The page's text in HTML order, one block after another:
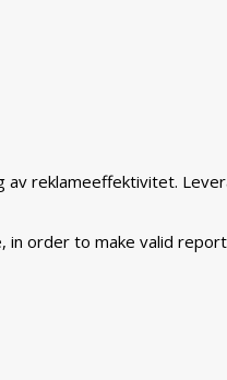
reklameeffektivitet.
in order to make valid